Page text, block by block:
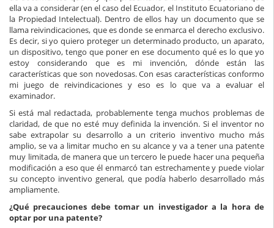
ella va a considerar (en el caso del Ecuador, el Instituto Ecuatoriano de
la Propiedad Intelectual). Dentro de ellos hay un documento que se
llama reivindicaciones, que es donde se enmarca el derecho exclusivo.
Es decir, si yo quiero proteger un determinado producto, un aparato,
un dispositivo, tengo que poner en ese documento qué es lo que yo
estoy considerando que es mi invención, dónde están las
características que son novedosas. Con esas características conformo
mi juego de reivindicaciones y eso es lo que va a evaluar el
examinador.
Si está mal redactada, probablemente tenga muchos problemas de
claridad, de que no esté muy definida la invención. Si el inventor no
sabe extrapolar su desarrollo a un criterio inventivo mucho más
amplio, se va a limitar mucho en su alcance y va a tener una patente
muy limitada, de manera que un tercero le puede hacer una pequeña
modificación a eso que él enmarcó tan estrechamente y puede violar
su concepto inventivo general, que podía haberlo desarrollado más
ampliamente.
¿Qué precauciones debe tomar un investigador a la hora de
optar por una patente?